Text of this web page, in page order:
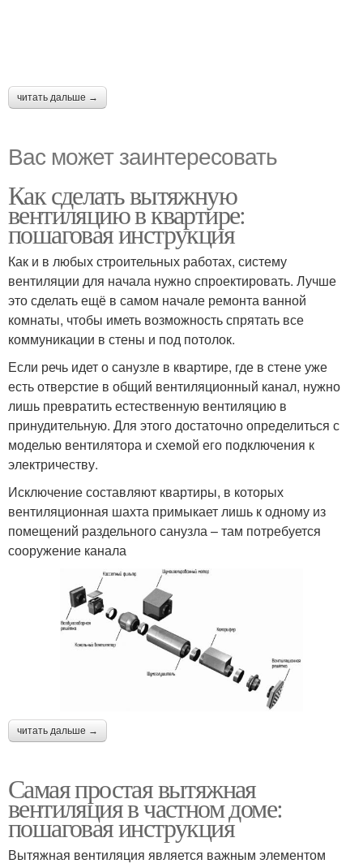
читать дальше →
Вас может заинтересовать
Как сделать вытяжную
вентиляцию в квартире:
пошаговая инструкция
Как и в любых строительных работах, систему
вентиляции для начала нужно спроектировать. Лучше
это сделать ещё в самом начале ремонта ванной
комнаты, чтобы иметь возможность спрятать все
коммуникации в стены и под потолок.
Если речь идет о санузле в квартире, где в стене уже
есть отверстие в общий вентиляционный канал, нужно
лишь превратить естественную вентиляцию в
принудительную. Для этого достаточно определиться с
моделью вентилятора и схемой его подключения к
электричеству.
Исключение составляют квартиры, в которых
вентиляционная шахта примыкает лишь к одному из
помещений раздельного санузла – там потребуется
сооружение канала
читать дальше →
Самая простая вытяжная
вентиляция в частном доме:
пошаговая инструкция
Вытяжная вентиляция является важным элементом